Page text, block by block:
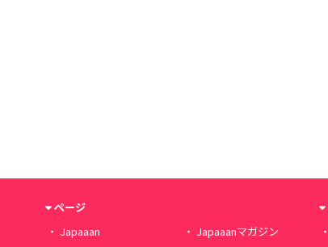
ページ
Japaaan
Japaaanマガジン